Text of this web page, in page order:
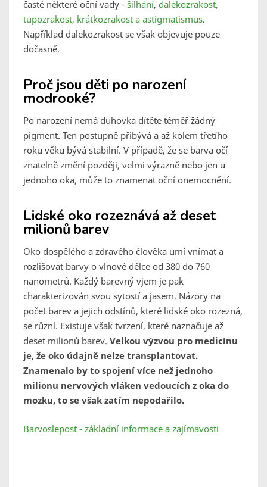
časté některé oční vady - šilhání, dalekozrakost,
tupozrakost, krátkozrakost a astigmatismus.
Například dalekozrakost se však objevuje pouze
dočasně.
Proč jsou děti po narození
modrooké?
Po narození nemá duhovka dítěte téměř žádný
pigment. Ten postupně přibývá a až kolem třetího
roku věku bývá stabilní. V případě, že se barva očí
znatelně změní později, velmi výrazně nebo jen u
jednoho oka, může to znamenat oční onemocnění.
Lidské oko rozeznává až deset
milionů barev
Oko dospělého a zdravého člověka umí vnímat a
rozlišovat barvy o vlnové délce od 380 do 760
nanometrů. Každý barevný vjem je pak
charakterizován svou sytostí a jasem. Názory na
počet barev a jejich odstínů, které lidské oko rozezná,
se různí. Existuje však tvrzení, které naznačuje až
deset milionů barev. Velkou výzvou pro medicínu
je, že oko údajně nelze transplantovat.
Znamenalo by to spojení více než jednoho
milionu nervových vláken vedoucích z oka do
mozku, to se však zatím nepodařilo.
Barvoslepost - základní informace a zajímavosti